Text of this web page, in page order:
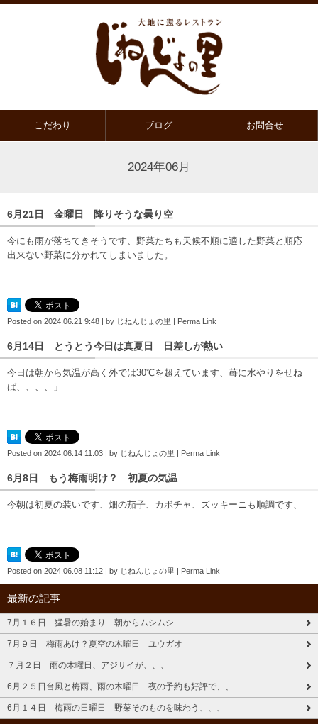
こだわり ブログ お問合せ
2024年06月
6月21日 金曜日 降りそうな曇り空
今にも雨が落ちてきそうです、野菜たちも天候不順に適した野菜と順応
出来ない野菜に分かれてしまいました。
Posted on 2024.06.21 9:48 | by じねんじょの里 | Perma Link
6月14日 とうとう今日は真夏日 日差しが熱い
今日は朝から気温が高く外では30℃を超えています、苺に水やりをせね
ば、、、、」
Posted on 2024.06.14 11:03 | by じねんじょの里 | Perma Link
6月8日 もう梅雨明け？ 初夏の気温
今朝は初夏の装いです、畑の茄子、カボチャ、ズッキーニも順調です、
Posted on 2024.06.08 11:12 | by じねんじょの里 | Perma Link
最新の記事
7月１６日 猛暑の始まり 朝からムシムシ
7月９日 梅雨あけ？夏空の木曜日 ユウガオ
７月２日 雨の木曜日、アジサイが、、、
6月２５日台風と梅雨、雨の木曜日 夜の予約も好評で、、
6月１４日 梅雨の日曜日 野菜そのものを味わう、、、